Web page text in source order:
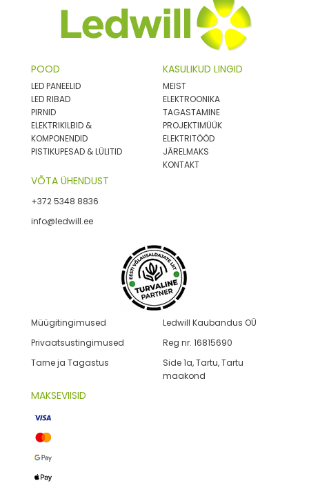
POOD
LED PANEELID
LED RIBAD
PIRNID
ELEKTRIKILBID &
KOMPONENDID
PISTIKUPESAD & LÜLITID
KASULIKUD LINGID
MEIST
ELEKTROONIKA
TAGASTAMINE
PROJEKTIMÜÜK
ELEKTRITÖÖD
JÄRELMAKS
KONTAKT
VÕTA ÜHENDUST
+372 5348 8836
info@ledwill.ee
Müügitingimused
Privaatsustingimused
Tarne ja Tagastus
Ledwill Kaubandus OÜ
Reg nr. 16815690
Side 1a, Tartu, Tartu
maakond
MAKSEVIISID